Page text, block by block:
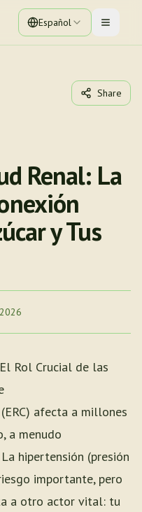
Español Toggle
Share
Renal: La
y Tus
Rol Crucial de las
afecta a millones
a menudo
hipertensión (presión
importante, pero
a otro actor vital: tu